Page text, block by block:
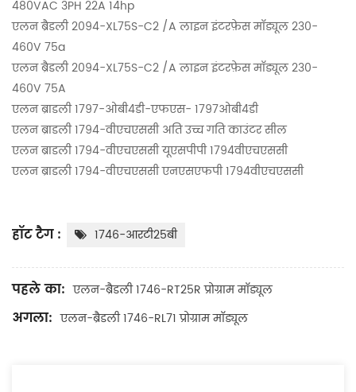
480VAC 3PH 22A 14hp
एलन ब्रैडली 2094-XL75S-C2 /A लाइन इंटरफ़ेस मॉड्यूल 230-
460V 75a
एलन ब्रैडली 2094-XL75S-C2 /A लाइन इंटरफ़ेस मॉड्यूल 230-
460V 75A
एलन ब्राडली 1797-ओबी4डी-एफएस- 1797ओबी4डी
एलन ब्राडली 1794-वीएचएससी अति उच्च गति काउंटर सील
एलन ब्राडली 1794-वीएचएससी यूएसपीपी 1794वीएचएससी
एलन ब्राडली 1794-वीएचएससी एनएसएफपी 1794वीएचएससी
हॉट टैग : 1746-आरटी25बी
पहले का: एलन-ब्रैडली 1746-RT25R प्रोग्राम मॉड्यूल
अगला: एलन-ब्रैडली 1746-RL71 प्रोग्राम मॉड्यूल